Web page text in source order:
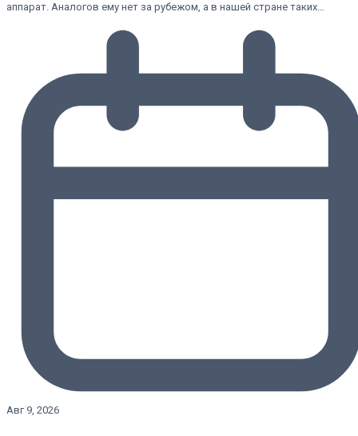
аппарат. Аналогов ему нет за рубежом, а в нашей стране таких…
Авг 9, 2026